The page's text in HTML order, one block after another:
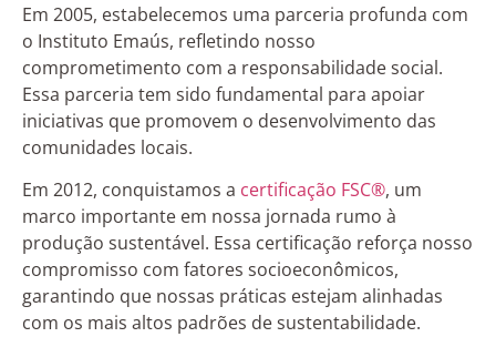
Em 2005, estabelecemos uma parceria profunda com
o Instituto Emaús, refletindo nosso
comprometimento com a responsabilidade social.
Essa parceria tem sido fundamental para apoiar
iniciativas que promovem o desenvolvimento das
comunidades locais.
Em 2012, conquistamos a certificação FSC®, um
marco importante em nossa jornada rumo à
produção sustentável. Essa certificação reforça nosso
compromisso com fatores socioeconômicos,
garantindo que nossas práticas estejam alinhadas
com os mais altos padrões de sustentabilidade.